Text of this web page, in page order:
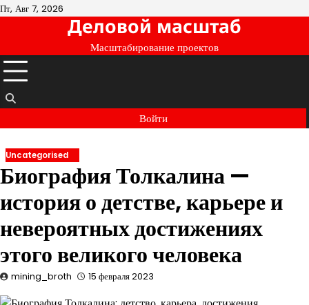
Перейти
Пт, Авг 7, 2026
Деловой масштаб
Масштабирование проектов
Войти
Uncategorised
Биография Толкалина —
история о детстве, карьере и
невероятных достижениях
этого великого человека
mining_broth 15 февраля 2023